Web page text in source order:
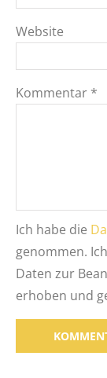
Website
Kommentar *
Ich habe die
genommen.
Daten zur
erhoben und